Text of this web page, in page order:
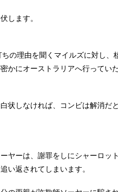
します。
の理由を聞くマイルズに対し、
かにオーストラリアへ行ってい
状しなければ、コンビは解消だ
ヤーは、謝罪をしにシャーロッ
い返されてしまいます。